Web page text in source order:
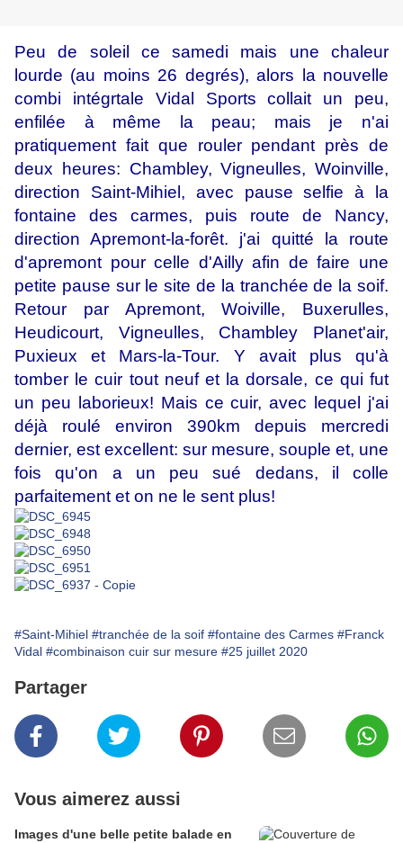
Peu de soleil ce samedi mais une chaleur
lourde (au moins 26 degrés), alors la nouvelle
combi intégrtale Vidal Sports collait un peu,
enfilée à même la peau; mais je n'ai
pratiquement fait que rouler pendant près de
deux heures: Chambley, Vigneulles, Woinville,
direction Saint-Mihiel, avec pause selfie à la
fontaine des carmes, puis route de Nancy,
direction Apremont-la-forêt. j'ai quitté la route
d'apremont pour celle d'Ailly afin de faire une
petite pause sur le site de la tranchée de la soif.
Retour par Apremont, Woiville, Buxerulles,
Heudicourt, Vigneulles, Chambley Planet'air,
Puxieux et Mars-la-Tour. Y avait plus qu'à
tomber le cuir tout neuf et la dorsale, ce qui fut
un peu laborieux! Mais ce cuir, avec lequel j'ai
déjà roulé environ 390km depuis mercredi
dernier, est excellent: sur mesure, souple et, une
fois qu'on a un peu sué dedans, il colle
parfaitement et on ne le sent plus!
#Saint-Mihiel #tranchée de la soif #fontaine des Carmes #Franck
Vidal #combinaison cuir sur mesure #25 juillet 2020
Partager
Vous aimerez aussi
Images d'une belle petite balade en